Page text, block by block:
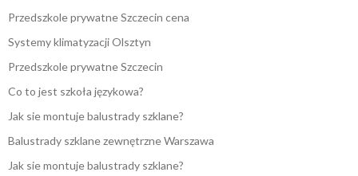
Przedszkole prywatne Szczecin cena
Systemy klimatyzacji Olsztyn
Przedszkole prywatne Szczecin
Co to jest szkoła językowa?
Jak sie montuje balustrady szklane?
Balustrady szklane zewnętrzne Warszawa
Jak sie montuje balustrady szklane?